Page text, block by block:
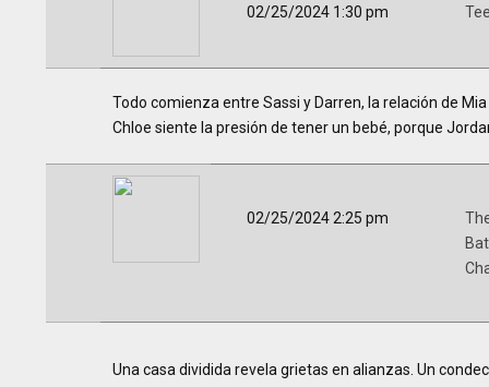
02/25/2024 1:30 pm
Todo comienza entre Sassi y Darren, la relación de
Chloe siente la presión de tener un bebé, porque
02/25/2024 2:25 pm
Una casa dividida revela grietas en alianzas. Un